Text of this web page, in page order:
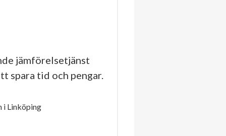
jämförelsetjänst
spara tid och pengar.
i Linköping